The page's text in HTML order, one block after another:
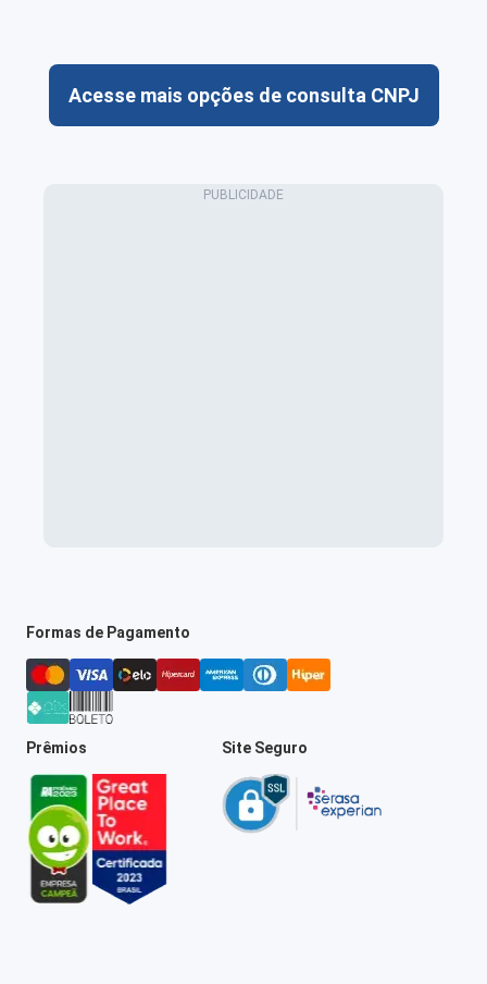
Acesse mais opções de consulta CNPJ
Formas de Pagamento
Prêmios Site Seguro